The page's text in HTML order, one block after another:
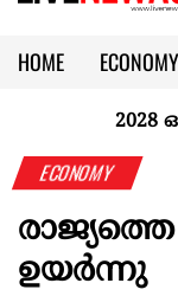
HOME ECONOMY
2028
ECONOMY
ഉയര്‍ന്നു